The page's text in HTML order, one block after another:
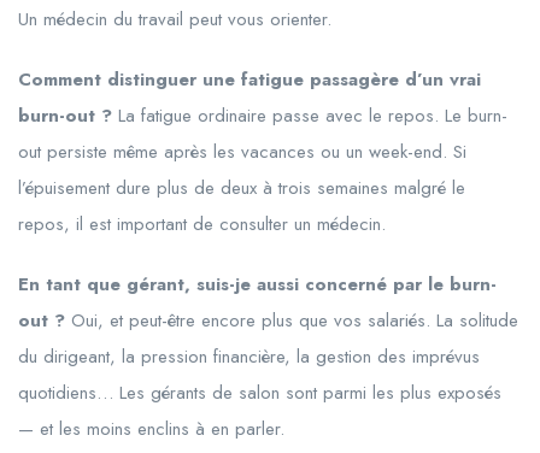
Un médecin du travail peut vous orienter.
Comment distinguer une fatigue passagère d’un vrai
burn-out ? La fatigue ordinaire passe avec le repos. Le burn-
out persiste même après les vacances ou un week-end. Si
l’épuisement dure plus de deux à trois semaines malgré le
repos, il est important de consulter un médecin.
En tant que gérant, suis-je aussi concerné par le burn-
out ? Oui, et peut-être encore plus que vos salariés. La solitude
du dirigeant, la pression financière, la gestion des imprévus
quotidiens… Les gérants de salon sont parmi les plus exposés
— et les moins enclins à en parler.